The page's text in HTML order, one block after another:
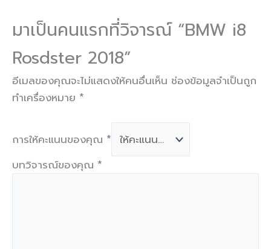
มาเป็นคนแรกที่วิจารณ์ “BMW i8
Rosdster 2018”
อีเมลของคุณจะไม่แสดงให้คนอื่นเห็น ช่องข้อมูลจำเป็นถูก
ทำเครื่องหมาย *
การให้คะแนนของคุณ *
บทวิจารณ์ของคุณ *